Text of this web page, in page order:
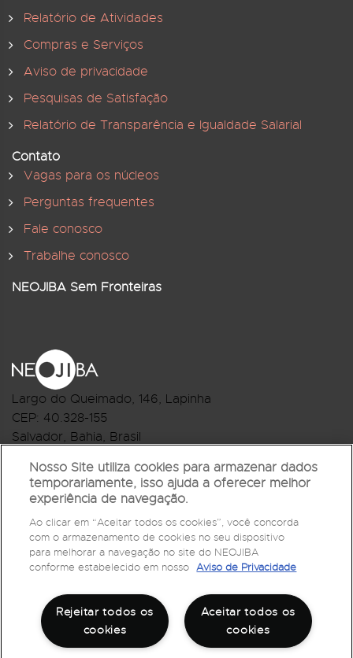
Relatório de Atividades
Compras e Serviços
Aviso de privacidade
Pesquisas de Satisfação
Relatório de Transparência e Igualdade Salarial
Contato
Vagas para os núcleos
Perguntas frequentes
Fale conosco
Trabalhe conosco
NEOJIBA Sem Fronteiras
Largo do Queimado, 146, Lapinha
CEP: 40.328-155
Salvador, Bahia, Brasil
R.Monte Castelo Nº 62, Bairro Barbalho
CEP: 40.301-210
Salvador, Bahia, Brasil
Telefone:(71) 3032-1073
Nosso Site utiliza cookies para armazenar dados
temporariamente, isso ajuda a oferecer melhor
experiência de navegação.
Ao clicar em “Aceitar todos os cookies”, você concorda
com o armazenamento de cookies no seu dispositivo
para melhorar a navegação no site do NEOJIBA
conforme estabelecido em nosso Aviso de Privacidade
Aceitar todos os
cookies
Rejeitar todos os
cookies